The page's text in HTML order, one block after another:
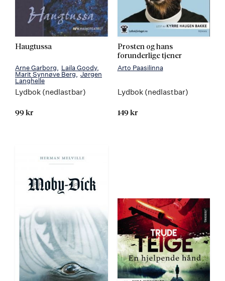
Haugtussa
Arne Garborg
Laila Goody
Marit Synnøve Berg
Jørgen
Langhelle
Lydbok (nedlastbar)
99 kr
Prosten og hans
forunderlige tjener
Arto Paasilinna
Lydbok (nedlastbar)
149 kr